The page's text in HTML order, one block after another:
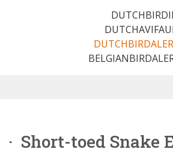
· Short-toed Snake